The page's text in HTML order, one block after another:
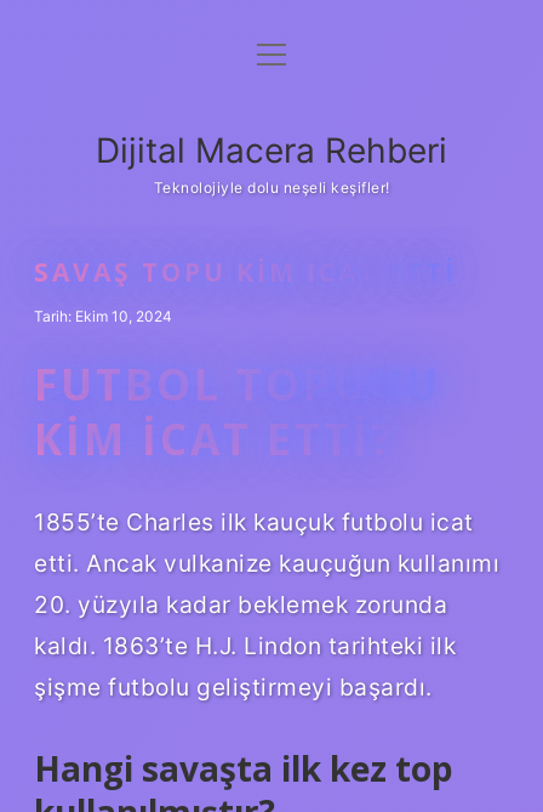
Anasayfa
Yasal Uyarı
menüyü
Dijital Macera Rehberi
Teknolojiyle dolu neşeli keşifler!
SAVAŞ TOPU KIM ICAT ETTI
Tarih: Ekim 10, 2024
FUTBOL TOPUNU
KIM ICAT ETTI?
1855’te Charles ilk kauçuk futbolu icat
etti. Ancak vulkanize kauçuğun kullanımı
20. yüzyıla kadar beklemek zorunda
kaldı. 1863’te H.J. Lindon tarihteki ilk
şişme futbolu geliştirmeyi başardı.
Hangi savaşta ilk kez top